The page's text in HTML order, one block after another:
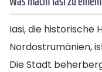
Iasi, die historische
Nordostrumänien,
Die Stadt